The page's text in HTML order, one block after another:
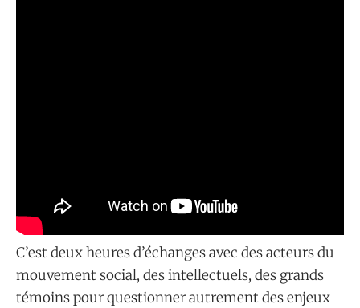
C’est deux heures d’échanges avec des acteurs du
mouvement social, des intellectuels, des grands
témoins pour questionner autrement des enjeux